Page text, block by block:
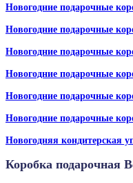
Новогодние подарочные
Новогодние подарочные
Новогодние подарочные
Новогодние подарочные
Новогодние подарочные
Новогодние подарочные
Новогодняя кондитерская
Коробка подарочная